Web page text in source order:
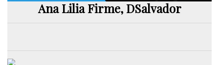
Ana Lilia Firme, DSalvador